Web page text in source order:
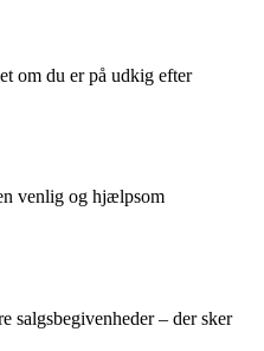
om du er på udkig efter
venlig og hjælpsom
salgsbegivenheder – der sker